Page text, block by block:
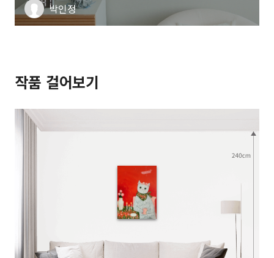
박인정
작품 걸어보기